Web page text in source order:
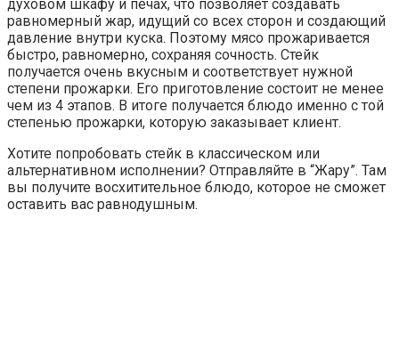
духовом шкафу и печах, что позволяет создавать
равномерный жар, идущий со всех сторон и создающий
давление внутри куска. Поэтому мясо прожаривается
быстро, равномерно, сохраняя сочность. Стейк
получается очень вкусным и соответствует нужной
степени прожарки. Его приготовление состоит не менее
чем из 4 этапов. В итоге получается блюдо именно с той
степенью прожарки, которую заказывает клиент.
Хотите попробовать стейк в классическом или
альтернативном исполнении? Отправляйте в “Жару”. Там
вы получите восхитительное блюдо, которое не сможет
оставить вас равнодушным.